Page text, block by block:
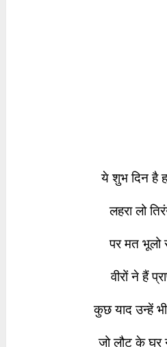
ये शुभ दिन है
लहरा लो
पर मत भूलो
वीरों ने हैं
कुछ याद उन्हें
जो लौट के